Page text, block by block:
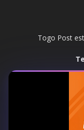
Togo Post